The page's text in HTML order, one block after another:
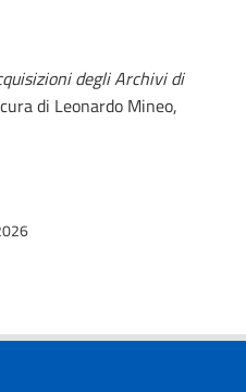
degli Archivi di
di Leonardo Mineo,